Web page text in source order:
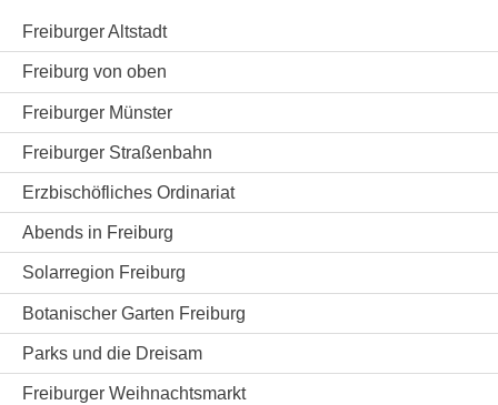
Freiburger Altstadt
Freiburg von oben
Freiburger Münster
Freiburger Straßenbahn
Erzbischöfliches Ordinariat
Abends in Freiburg
Solarregion Freiburg
Botanischer Garten Freiburg
Parks und die Dreisam
Freiburger Weihnachtsmarkt